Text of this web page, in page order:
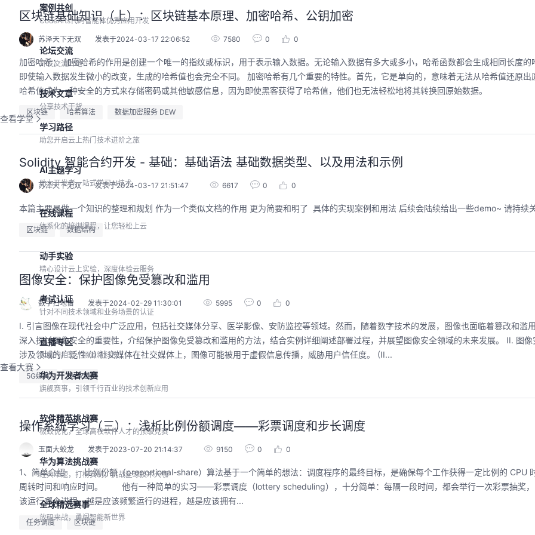
案例共创
CodeArts代码智能体优秀应用开发
论坛交流
开发交流阵地
技术文章
分享技术干货
查看学堂
学习路径
助您开启云上热门技术进阶之旅
AI主题学习
助力开发者一站式学习AI技术
在线课程
体系化的培训课程，让您轻松上云
动手实验
精心设计云上实验，深度体验云服务
考试认证
针对不同技术领域和业务场景的认证
直播专区
大咖齐相聚，畅谈新科技
查看大赛
华为开发者大赛
旗舰赛事，引领千行百业的技术创新应用
软件精英挑战赛
极致优化，全球高校软件人才的顶级竞赛
华为算法挑战赛
经典难题，打榜赛制，挑战全球技术大咖
全球精选赛事
放码来战，勇闯智能新世界
区块链基础知识（上）：区块链基本原理、加密哈希、公钥加密
苏泽天下无双 发表于2024-03-17 22:06:52 7580 0 0
加密哈希： 加密哈希的作用是创建一个唯一的指纹或标识，用于表示输入数据。无论输入数据有多大或多小，哈希函数都会生成相同长度的哈希值。这意味着
即使输入数据发生微小的改变，生成的哈希值也会完全不同。 加密哈希有几个重要的特性。首先，它是单向的，意味着无法从哈希值还原出原始数据。这使得
哈希值成为一种安全的方式来存储密码或其他敏感信息，因为即使黑客获得了哈希值，他们也无法轻松地将其转换回原始数据。
区块链 哈希算法 数据加密服务 DEW
Solidity 智能合约开发 - 基础：基础语法 基础数据类型、以及用法和示例
苏泽天下无双 发表于2024-03-17 21:51:47 6617 0 0
本篇主要是做一个知识的整理和规划 作为一个类似文档的作用 更为简要和明了 具体的实现案例和用法 后续会陆续给出一些demo~ 请持续
区块链 数据结构
图像安全：保护图像免受篡改和滥用
数字扫地僧 发表于2024-02-29 11:30:01 5995 0 0
I. 引言图像在现代社会中广泛应用，包括社交媒体分享、医学影像、安防监控等领域。然而，随着数字技术的发展，图像也面临着篡改和滥
深入探讨图像安全的重要性，介绍保护图像免受篡改和滥用的方法，结合实例详细阐述部署过程，并展望图像安全领域的未来发展。 II. 图像
涉及领域的广泛性 (I) 社交媒体在社交媒体上，图像可能被用于虚假信息传播，威胁用户信任度。 (II...
5G媒体 区块链
操作系统学习（三）：浅析比例份额调度——彩票调度和步长调度
玉面大蛟龙 发表于2023-07-20 21:14:37 9150 0 0
1、简单介绍 比例份额（proportional-share）算法基于一个简单的想法：调度程序的最终目标，是确保每个工作获得一定比例的 CPU
周转时间和响应时间。 他有一种简单的实习——彩票调度（lottery scheduling），十分简单：每隔一段时间，都会举行一次彩票抽奖，
该运行哪个进程。越是应该频繁运行的进程，越是应该拥有...
任务调度 区块链